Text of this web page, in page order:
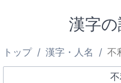
漢字
トップ 漢字・人名 不